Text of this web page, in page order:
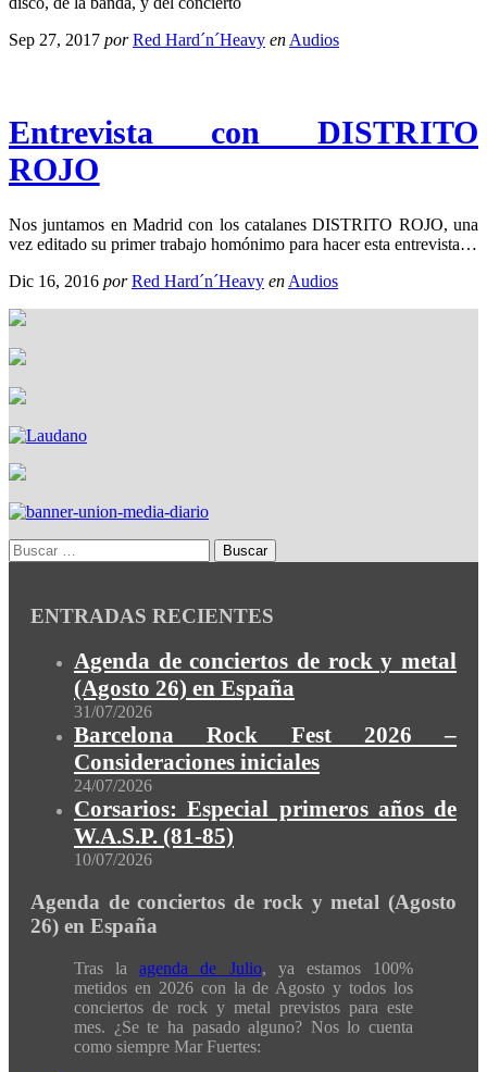
Sep 27, 2017 por Red Hard´n´Heavy en Audios
Entrevista con DISTRITO
ROJO
Nos juntamos en Madrid con los catalanes DISTRITO ROJO, una
vez editado su primer trabajo homónimo para hacer esta entrevista…
Dic 16, 2016 por Red Hard´n´Heavy en Audios
ENTRADAS RECIENTES
Agenda de conciertos de rock y metal
(Agosto 26) en España
31/07/2026
Barcelona Rock Fest 2026 –
Consideraciones iniciales
24/07/2026
Corsarios: Especial primeros años de
W.A.S.P. (81-85)
10/07/2026
Agenda de conciertos de rock y metal (Agosto
26) en España
Tras laagenda de Julio, ya estamos 100%
metidos en 2026 con la de Agosto y todos los
conciertos de rock y metal previstos para este
mes. ¿Se te ha pasado alguno? Nos lo cuenta
como siempre Mar Fuertes: